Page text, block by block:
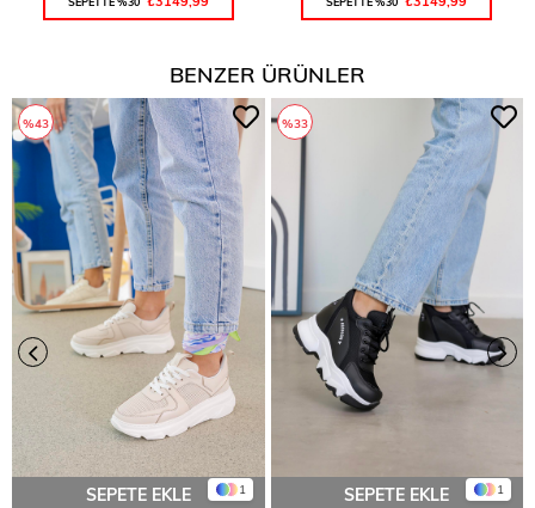
BENZER ÜRÜNLER
1
SEPETE EKLE
%43
1
SEPETE EKLE
%33